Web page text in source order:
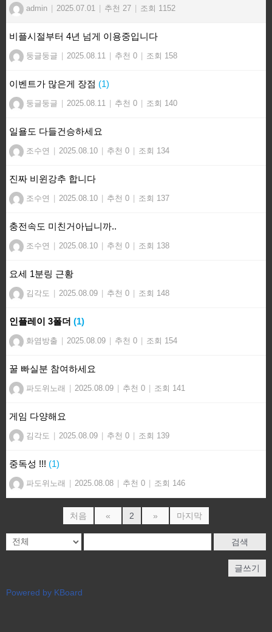
admin 2025.07.01 추천 27 조회 1152
비플시절부터 4년 넘게 이용중입니다
둥글둥글 2025.08.11 추천 0 조회 158
이벤트가 많은게 장점 (1)
둥글둥글 2025.08.11 추천 0 조회 140
일욜도 다들건승하세요
조수연 2025.08.10 추천 0 조회 134
진짜 비윈강추 합니다
조수연 2025.08.10 추천 0 조회 137
충전속도 미친거아닙니까..
조수연 2025.08.10 추천 0 조회 138
요세 1분링 근황
김각도 2025.08.09 추천 0 조회 148
인플레이 3폴더 (1)
화염방출 2025.08.09 추천 0 조회 154
꿀 빠실분 참여하세요
파도위노래 2025.08.09 추천 0 조회 141
게임 다양해요
김각도 2025.08.09 추천 0 조회 139
중독성 !!! (1)
파도위노래 2025.08.08 추천 0 조회 146
처음 « 2 » 마지막
검색
글쓰기
Powered by KBoard